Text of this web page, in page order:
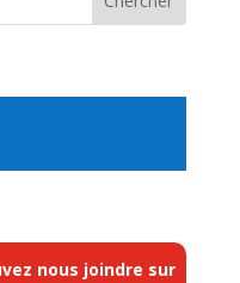
nous joindre sur